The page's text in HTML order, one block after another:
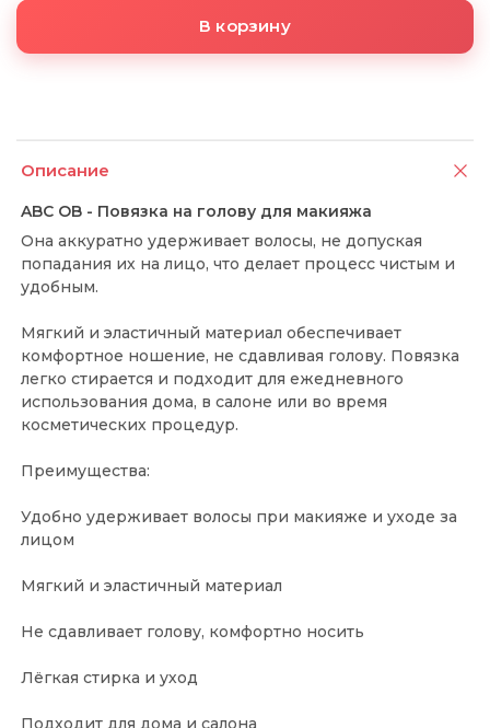
В корзину
Описание
ABC OB - Повязка на голову для макияжа
Она аккуратно удерживает волосы, не допуская
попадания их на лицо, что делает процесс чистым и
удобным.
Мягкий и эластичный материал обеспечивает
комфортное ношение, не сдавливая голову. Повязка
легко стирается и подходит для ежедневного
использования дома, в салоне или во время
косметических процедур.
Преимущества:
Удобно удерживает волосы при макияже и уходе за
лицом
Мягкий и эластичный материал
Не сдавливает голову, комфортно носить
Лёгкая стирка и уход
Подходит для дома и салона